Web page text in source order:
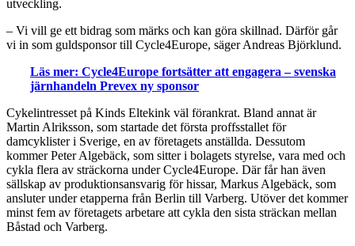
utveckling.
– Vi vill ge ett bidrag som märks och kan göra skillnad. Därför går
vi in som guldsponsor till Cycle4Europe, säger Andreas Björklund.
Läs mer: Cycle4Europe fortsätter att engagera – svenska
järnhandeln Prevex ny sponsor
Cykelintresset på Kinds Eltekink väl förankrat. Bland annat är
Martin Alriksson, som startade det första proffsstallet för
damcyklister i Sverige, en av företagets anställda. Dessutom
kommer Peter Algebäck, som sitter i bolagets styrelse, vara med och
cykla flera av sträckorna under Cycle4Europe. Där får han även
sällskap av produktionsansvarig för hissar, Markus Algebäck, som
ansluter under etapperna från Berlin till Varberg. Utöver det kommer
minst fem av företagets arbetare att cykla den sista sträckan mellan
Båstad och Varberg.